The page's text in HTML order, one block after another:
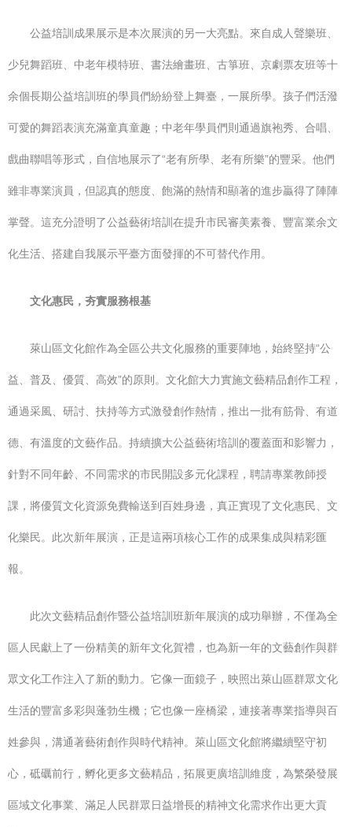
公益培訓成果展示是本次展演的另一大亮點。來自成人聲樂班、
少兒舞蹈班、中老年模特班、書法繪畫班、古箏班、京劇票友班等十
余個長期公益培訓班的學員們紛紛登上舞臺，一展所學。孩子們活潑
可愛的舞蹈表演充滿童真童趣；中老年學員們則通過旗袍秀、合唱、
戲曲聯唱等形式，自信地展示了“老有所學、老有所樂”的豐采。他們
雖非專業演員，但認真的態度、飽滿的熱情和顯著的進步贏得了陣陣
掌聲。這充分證明了公益藝術培訓在提升市民審美素養、豐富業余文
化生活、搭建自我展示平臺方面發揮的不可替代作用。
文化惠民，夯實服務根基
萊山區文化館作為全區公共文化服務的重要陣地，始終堅持“公
益、普及、優質、高效”的原則。文化館大力實施文藝精品創作工程，
通過采風、研討、扶持等方式激發創作熱情，推出一批有筋骨、有道
德、有溫度的文藝作品。持續擴大公益藝術培訓的覆蓋面和影響力，
針對不同年齡、不同需求的市民開設多元化課程，聘請專業教師授
課，將優質文化資源免費輸送到百姓身邊，真正實現了文化惠民、文
化樂民。此次新年展演，正是這兩項核心工作的成果集成與精彩匯
報。
此次文藝精品創作暨公益培訓班新年展演的成功舉辦，不僅為全
區人民獻上了一份精美的新年文化賀禮，也為新一年的文藝創作與群
眾文化工作注入了新的動力。它像一面鏡子，映照出萊山區群眾文化
生活的豐富多彩與蓬勃生機；它也像一座橋梁，連接著專業指導與百
姓參與，溝通著藝術創作與時代精神。萊山區文化館將繼續堅守初
心，砥礪前行，孵化更多文藝精品，拓展更廣培訓維度，為繁榮發展
區域文化事業、滿足人民群眾日益增長的精神文化需求作出更大貢